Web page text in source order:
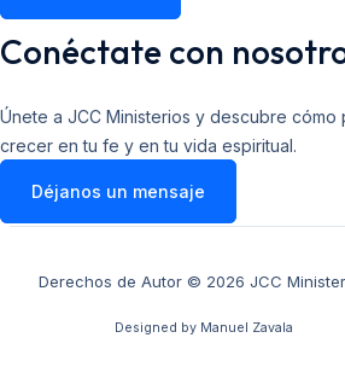
Conéctate con
Únete a JCC Ministerios y descubre cómo
crecer en tu fe y en tu vida espiritual.
Déjanos un mensaje
Derechos de Autor © 2026 JCC
Designed by Manuel Zavala